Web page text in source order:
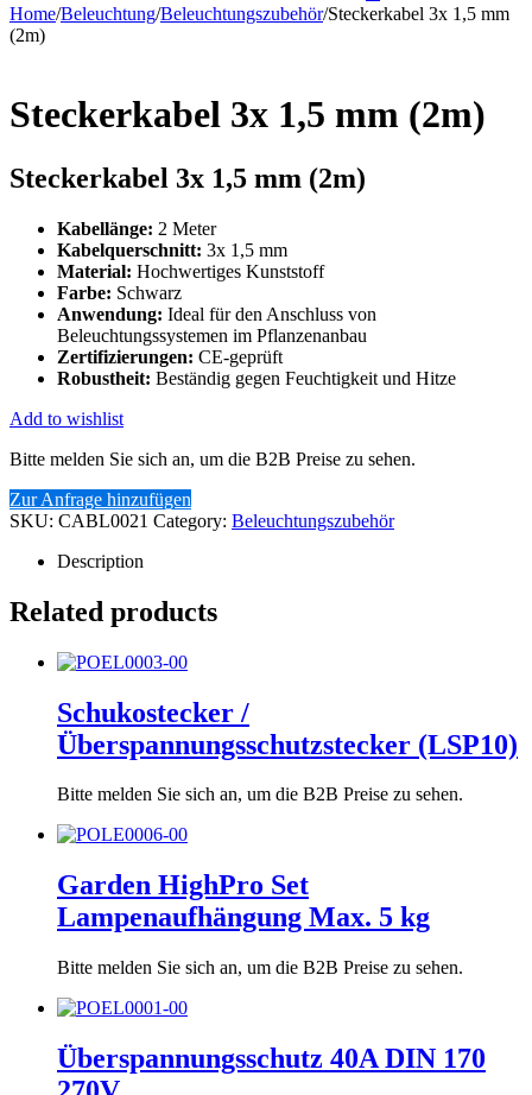
Home/Beleuchtung/Beleuchtungszubehör/Steckerkabel 3x 1,5 mm
(2m)
Steckerkabel 3x 1,5 mm (2m)
Steckerkabel 3x 1,5 mm (2m)
Kabellänge: 2 Meter
Kabelquerschnitt: 3x 1,5 mm
Material: Hochwertiges Kunststoff
Farbe: Schwarz
Anwendung: Ideal für den Anschluss von
Beleuchtungssystemen im Pflanzenanbau
Zertifizierungen: CE-geprüft
Robustheit: Beständig gegen Feuchtigkeit und Hitze
Add to wishlist
Bitte melden Sie sich an, um die B2B Preise zu sehen.
Zur Anfrage hinzufügen
SKU: CABL0021 Category: Beleuchtungszubehör
Description
Related products
Schukostecker /
Überspannungsschutzstecker (LSP10)
Bitte melden Sie sich an, um die B2B Preise zu sehen.
Garden HighPro Set
Lampenaufhängung Max. 5 kg
Bitte melden Sie sich an, um die B2B Preise zu sehen.
Überspannungsschutz 40A DIN 170